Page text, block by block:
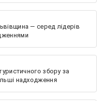
— серед лідерів
збору за
надходження